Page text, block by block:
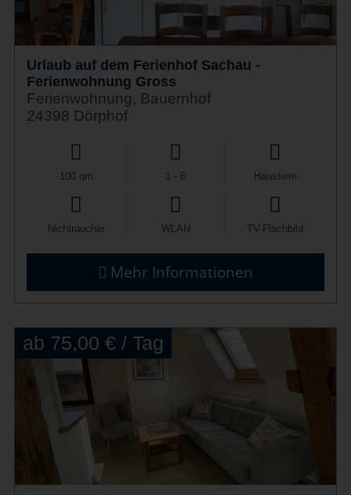
Urlaub auf dem Ferienhof Sachau -
Ferienwohnung Gross
Ferienwohnung, Bauernhof
24398 Dörphof
100 qm 1 - 6 Haustiere
Nichtraucher WLAN TV-Flachbild
Mehr Informationen
ab 75,00 € / Tag